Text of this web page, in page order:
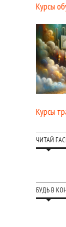
Курсы
Курсы
ЧИТАЙ
БУДЬ В